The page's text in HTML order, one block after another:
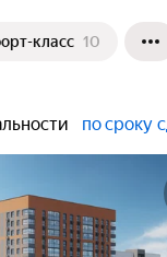
класс 10
по сроку